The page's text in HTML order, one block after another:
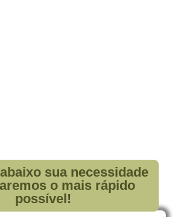
sua necessidade
o mais rápido
possível!